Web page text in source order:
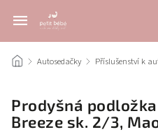
/ Autosedačky / Příslušenství k
Prodyšná
Breeze sk. 2/3,